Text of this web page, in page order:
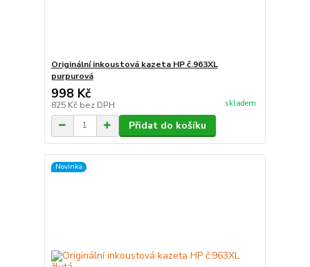
Originální inkoustová kazeta HP č.963XL
purpurová
998 Kč
825 Kč bez DPH skladem
Přidat do košíku
Novinka